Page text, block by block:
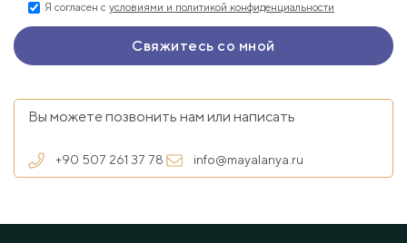
Я согласен с условиями и политикой конфиденциальности
Вы можете позвонить нам или написать
+90 507 261 37 78 info@mayalanya.ru